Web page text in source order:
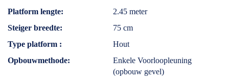
Platform lengte
2.45 meter
Steiger breedte
75 cm
Type platform
Hout
Opbouwmethode
Enkele Voorloopleuning
(opbouw gevel)